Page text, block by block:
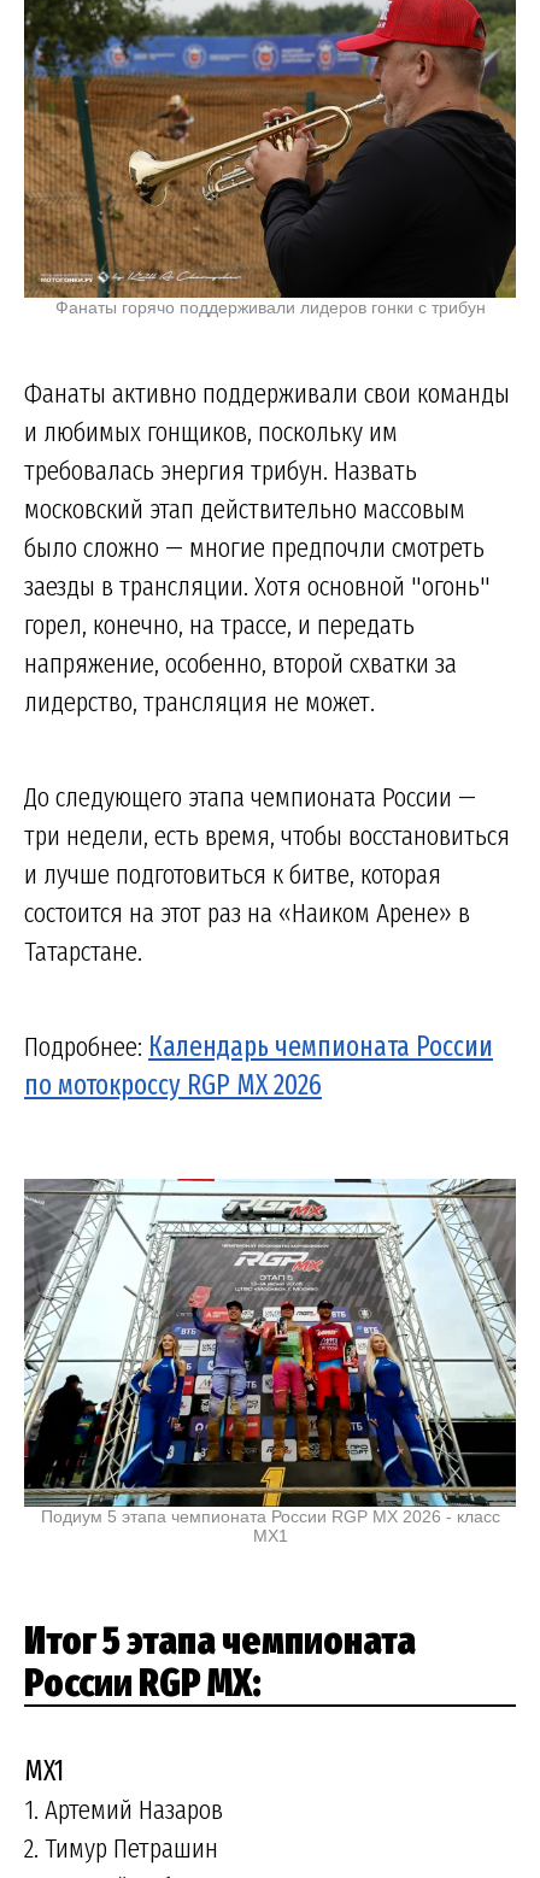
Фанаты горячо поддерживали лидеров гонки с трибун
Фанаты активно поддерживали свои команды
и любимых гонщиков, поскольку им
требовалась энергия трибун. Назвать
московский этап действительно массовым
было сложно — многие предпочли смотреть
заезды в трансляции. Хотя основной "огонь"
горел, конечно, на трассе, и передать
напряжение, особенно, второй схватки за
лидерство, трансляция не может.
До следующего этапа чемпионата России —
три недели, есть время, чтобы восстановиться
и лучше подготовиться к битве, которая
состоится на этот раз на «Наиком Арене» в
Татарстане.
Подробнее: Календарь чемпионата России
по мотокроссу RGP MX 2026
Подиум 5 этапа чемпионата России RGP MX 2026 - класс
MX1
Итог 5 этапа чемпионата
России RGP MX:
MX1
1. Артемий Назаров
2. Тимур Петрашин